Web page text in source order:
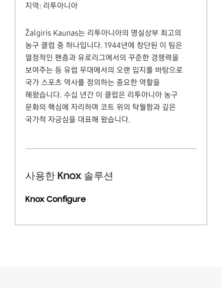
지역: 리투아니아
Žalgiris Kaunas는 리투아니아의 명실상부 최고의
농구 클럽 중 하나입니다. 1944년에 창단된 이 팀은
열정적인 팬층과 유로리그에서의 꾸준한 경쟁력을
보여주는 등 유럽 무대에서의 오랜 입지를 바탕으로
국가 스포츠 역사를 정의하는 중요한 역할을
해왔습니다. 수십 년간 이 클럽은 리투아니아 농구
문화의 핵심에 자리하며 코트 위의 탁월함과 깊은
국가적 자긍심을 대표해 왔습니다.
사용한 Knox 솔루션
Knox Configure